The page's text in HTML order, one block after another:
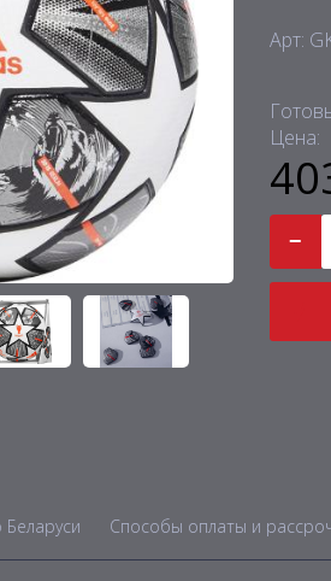
Арт:
Цена:
−
Способы оплаты и